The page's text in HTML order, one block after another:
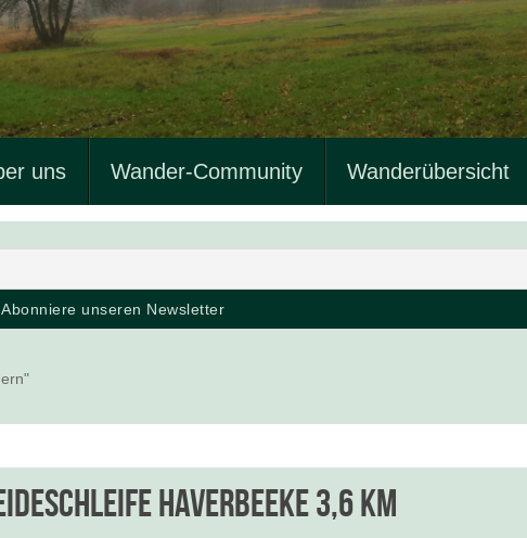
uns Wander-Community Wanderübersicht
Haverbeeke 3,6 km